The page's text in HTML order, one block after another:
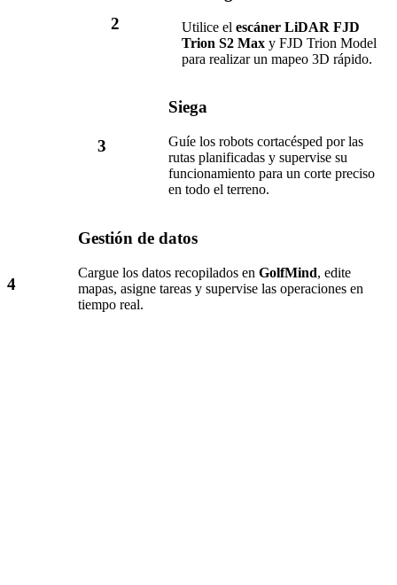
2 Utilice el escáner LiDAR FJD
Trion S2 Maxy FJD Trion Model
para realizar un mapeo 3D rápido.
3
Siega
Guíe los robots cortacésped por las
rutas planificadas y supervise su
funcionamiento para un corte preciso
en todo el terreno.
4
Gestión de datos
Cargue los datos recopilados en GolfMind, edite
mapas, asigne tareas y supervise las operaciones en
tiempo real.